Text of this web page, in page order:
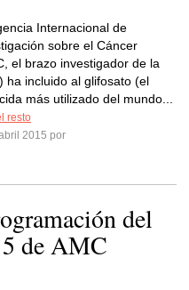
Internacional de
sobre el Cáncer
el brazo investigador de la
ha incluido al glifosato (el
más utilizado del mundo...
resto
2015 por
del
de AMC